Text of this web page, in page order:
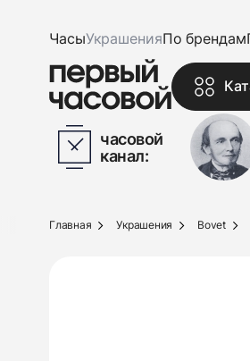
ЧасыУкрашенияПо брендам
часовой
канал:
Главная Украшения Bovet